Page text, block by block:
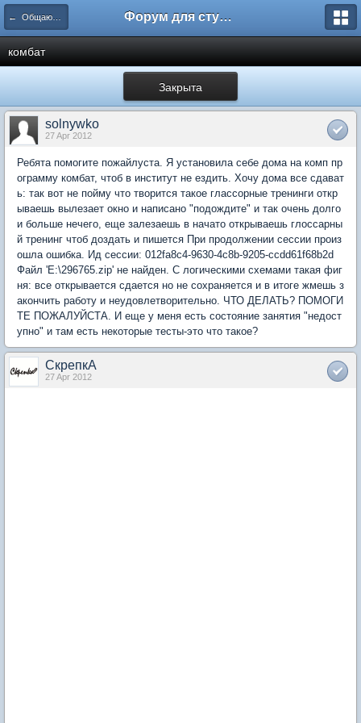
← Общаются психологи Форум для студента СГА
комбат
Закрыта
solnywko
27 Apr 2012
Ребята помогите пожайлуста. Я установила себе дома на комп пр
ограмму комбат, чтоб в институт не ездить. Хочу дома все сдават
ь: так вот не пойму что творится такое глассорные тренинги откр
ываешь вылезает окно и написано "подождите" и так очень долго
и больше нечего, еще залезаешь в начато открываешь глоссарны
й тренинг чтоб доздать и пишется При продолжении сессии произ
ошла ошибка. Ид сессии: 012fa8c4-9630-4c8b-9205-ccdd61f68b2d
Файл 'E:\296765.zip' не найден. С логическими схемами такая фиг
ня: все открывается сдается но не сохраняется и в итоге жмешь з
акончить работу и неудовлетворительно. ЧТО ДЕЛАТЬ? ПОМОГИ
ТЕ ПОЖАЛУЙСТА. И еще у меня есть состояние занятия "недост
упно" и там есть некоторые тесты-это что такое?
СкрепкА
27 Apr 2012